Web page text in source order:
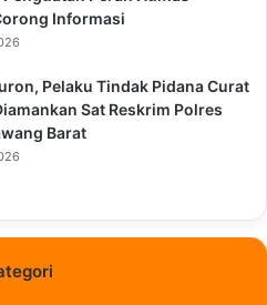
Informasi
Pelaku Tindak Pidana Curat
Sat Reskrim Polres
Barat